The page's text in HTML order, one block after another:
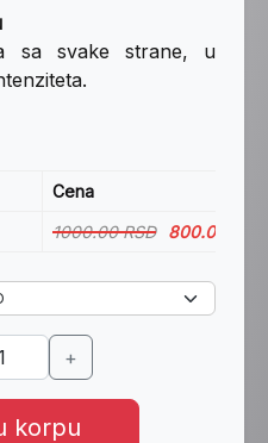
sa svake strane, u
Cena
1000.00 RSD 800.00 RSD
+
korpu